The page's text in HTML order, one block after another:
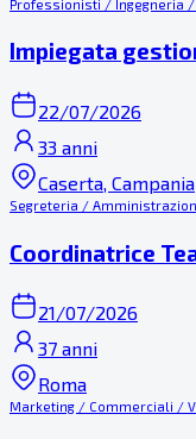
Professionisti / Ingegneria
Impiegata
22/07/2026
33 anni
Caserta, Campania
Segreteria /
Coordinatrice
21/07/2026
37 anni
Roma
Marketing / Commerciali /